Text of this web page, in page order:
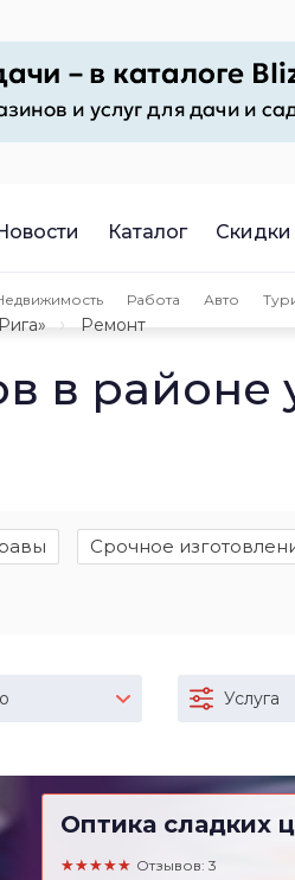
Каталог Скидки
Работа Авто
Ремонт
в районе
Срочное
Услуга
Оптика сладких
★★★★★ Отзывов: 3